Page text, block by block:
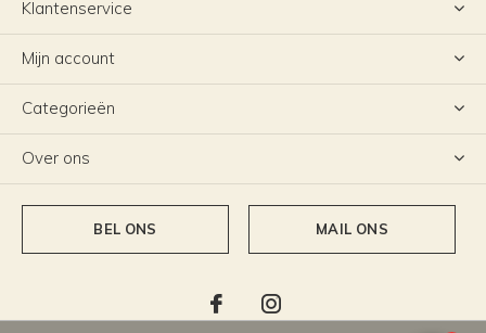
Klantenservice
Mijn account
Categorieën
Over ons
BEL ONS MAIL ONS